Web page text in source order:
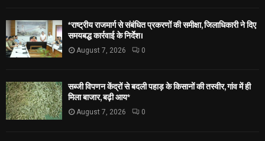
*राष्ट्रीय राजमार्ग से संबंधित प्रकरणों की समीक्षा, जिलाधिकारी ने दिए
समयबद्ध कार्रवाई के निर्देश।
August 7, 2026 0
सब्जी विपणन केंद्रों से बदली पहाड़ के किसानों की तस्वीर, गांव में ही
मिला बाजार, बढ़ी आय*
August 7, 2026 0